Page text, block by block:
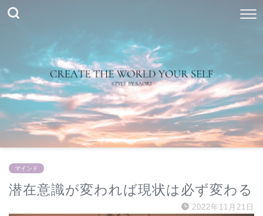
マインド
潜在意識が変われば現状は必ず変わる
2022年11月21日